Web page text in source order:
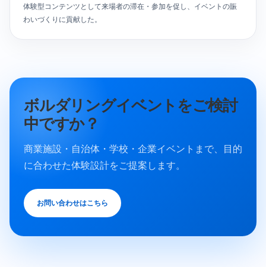
体験型コンテンツとして来場者の滞在・参加を促し、イベントの賑
わいづくりに貢献した。
ボルダリングイベントをご検討
中ですか？
商業施設・自治体・学校・企業イベントまで、目的
に合わせた体験設計をご提案します。
お問い合わせはこちら